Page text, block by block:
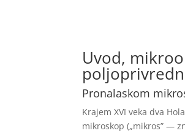
Uvod,
Pronalaskom
Krajem XVI veka dva
mikroskop („mikros” —